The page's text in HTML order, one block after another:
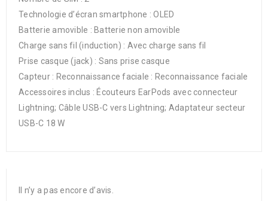
Technologie d’écran smartphone : OLED
Batterie amovible : Batterie non amovible
Charge sans fil (induction) : Avec charge sans fil
Prise casque (jack) : Sans prise casque
Capteur : Reconnaissance faciale : Reconnaissance faciale
Accessoires inclus : Écouteurs EarPods avec connecteur
Lightning; Câble USB-C vers Lightning; Adaptateur secteur
USB-C 18 W
Il n’y a pas encore d’avis.